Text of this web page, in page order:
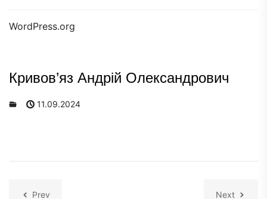
WordPress.org
Кривов’яз Андрій Олександрович
11.09.2024
Prev Next